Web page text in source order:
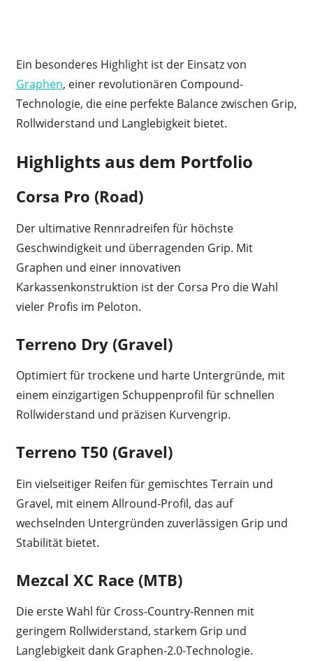
Ein besonderes Highlight ist der Einsatz von
Graphen, einer revolutionären Compound-
Technologie, die eine perfekte Balance zwischen Grip,
Rollwiderstand und Langlebigkeit bietet.
Highlights aus dem Portfolio
Corsa Pro (Road)
Der ultimative Rennradreifen für höchste
Geschwindigkeit und überragenden Grip. Mit
Graphen und einer innovativen
Karkassenkonstruktion ist der Corsa Pro die Wahl
vieler Profis im Peloton.
Terreno Dry (Gravel)
Optimiert für trockene und harte Untergründe, mit
einem einzigartigen Schuppenprofil für schnellen
Rollwiderstand und präzisen Kurvengrip.
Terreno T50 (Gravel)
Ein vielseitiger Reifen für gemischtes Terrain und
Gravel, mit einem Allround-Profil, das auf
wechselnden Untergründen zuverlässigen Grip und
Stabilität bietet.
Mezcal XC Race (MTB)
Die erste Wahl für Cross-Country-Rennen mit
geringem Rollwiderstand, starkem Grip und
Langlebigkeit dank Graphen-2.0-Technologie.